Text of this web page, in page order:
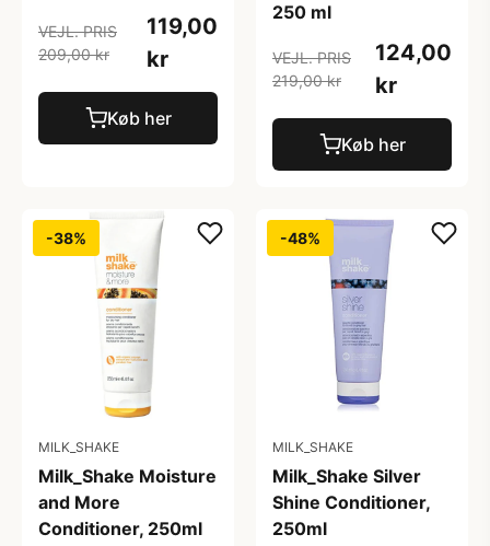
VEJL. PRIS
209,00 kr
119,00
kr
Køb her
250 ml
VEJL. PRIS
219,00 kr
124,00
kr
Køb her
-38%
MILK_SHAKE
Milk_Shake Moisture
and More
Conditioner, 250ml
-48%
MILK_SHAKE
Milk_Shake Silver
Shine Conditioner,
250ml